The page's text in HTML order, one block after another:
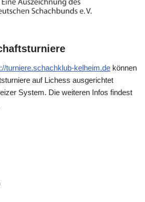
turniere.schachklub-kelheim.de können
auf Lichess ausgerichtet
System. Die weiteren Infos findest